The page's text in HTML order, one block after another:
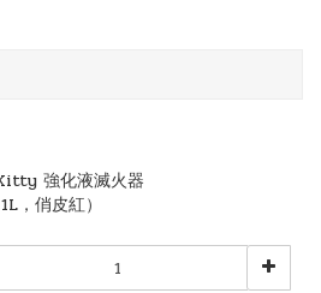
強化液滅火器
，俏皮紅）